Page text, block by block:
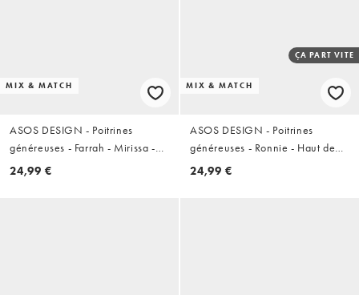
MIX & MATCH
ASOS DESIGN - Poitrines
généreuses - Farrah - Mirissa -
Haut de bikini court à encolure
24,99 €
MIX & MATCH
ÇA PART VITE
ASOS DESIGN - Poitrines
généreuses - Ronnie - Haut de
bikini nervuré à armatures et
24,99 €